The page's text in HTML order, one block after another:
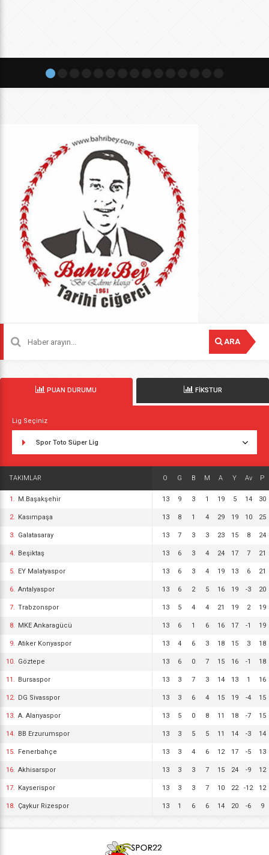
ARA
PUAN DURUMU FİKSTUR
Lig Seçiniz
Spor Toto Süper Lig
TAKIMLAR O G B M A Y Av P
1. M.Başakşehir 13 9 3 1 19 5 14 30
2. Kasımpaşa 13 8 1 4 29 19 10 25
3. Galatasaray 13 7 3 3 23 15 8 24
4. Beşiktaş 13 6 3 4 24 17 7 21
5. EY Malatyaspor 13 6 3 4 19 13 6 21
6. Antalyaspor 13 6 2 5 16 19 -3 20
7. Trabzonspor 13 5 4 4 21 19 2 19
8. MKE Ankaragücü 13 6 1 6 16 17 -1 19
9. Atiker Konyaspor 13 4 6 3 18 15 3 18
10. Göztepe 13 6 0 7 15 16 -1 18
11. Bursaspor 13 3 7 3 14 13 1 16
12. DG Sivasspor 13 3 6 4 15 19 -4 15
13. A. Alanyaspor 13 5 0 8 11 18 -7 15
14. BB Erzurumspor 13 3 5 5 11 14 -3 14
15. Fenerbahçe 13 3 4 6 12 17 -5 13
16. Akhisarspor 13 3 3 7 15 24 -9 12
17. Kayserispor 13 3 3 7 10 22 -12 12
18. Çaykur Rizespor 13 1 6 6 14 20 -6 9